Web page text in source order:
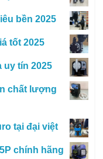
bền 2025
tốt 2025
uy tín 2025
chất lượng
tại đại việt
chính hãng